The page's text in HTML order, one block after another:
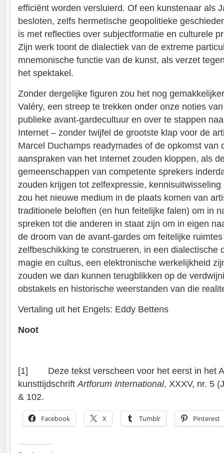
efficiënt worden versluierd. Of een kunstenaar als
besloten, zelfs hermetische geopolitieke
is met reflecties over subjectformatie en culturele
Zijn werk toont de dialectiek van de extreme
mnemonische functie van de kunst, als verzet
het spektakel.
Zonder dergelijke figuren zou het nog
Valéry, een streep te trekken onder onze noties
publieke avant-gardecultuur en over te stappen
Internet – zonder twijfel de grootste klap voor de
Marcel Duchamps readymades of de opkomst van
aanspraken van het Internet zouden kloppen, als
gemeenschappen van competente sprekers
zouden krijgen tot zelfexpressie,
zou het nieuwe medium in de plaats komen van
traditionele beloften (en hun feitelijke falen) om in
spreken tot die anderen in staat zijn om in eigen
de droom van de avant-gardes om feitelijke
zelfbeschikking te construeren, in een dialectische
magie en cultus, een elektronische werkelijkheid
zouden we dan kunnen terugblikken op de
obstakels en historische weerstanden van die
Vertaling uit het Engels: Eddy Bettens
Noot
[1] Deze tekst verscheen voor het eerst in het
kunsttijdschriftArtforum International, XXXV, nr. 5
& 102.
Facebook X Tumblr Pinterest